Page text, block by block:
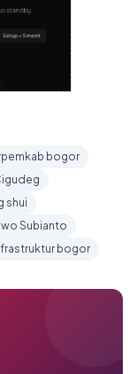
bogor
shui
Subianto
bogor